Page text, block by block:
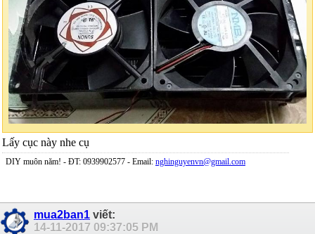
Lấy cục này nhe cụ
DIY muôn năm! - ĐT: 0939902577 - Email: nghinguyenvn@gmail.com
mua2ban1 viết:
14-11-2017 09:37:05 PM